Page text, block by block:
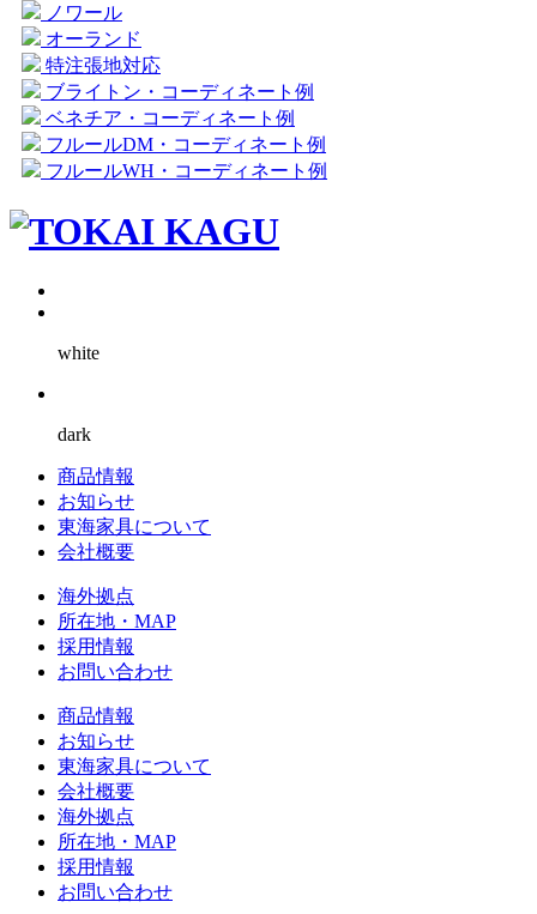
ノワール
オーランド
特注張地対応
ブライトン・コーディネート例
ベネチア・コーディネート例
フルールDM・コーディネート例
フルールWH・コーディネート例
white
dark
商品情報
お知らせ
東海家具について
会社概要
海外拠点
所在地・MAP
採用情報
お問い合わせ
商品情報
お知らせ
東海家具について
会社概要
海外拠点
所在地・MAP
採用情報
お問い合わせ